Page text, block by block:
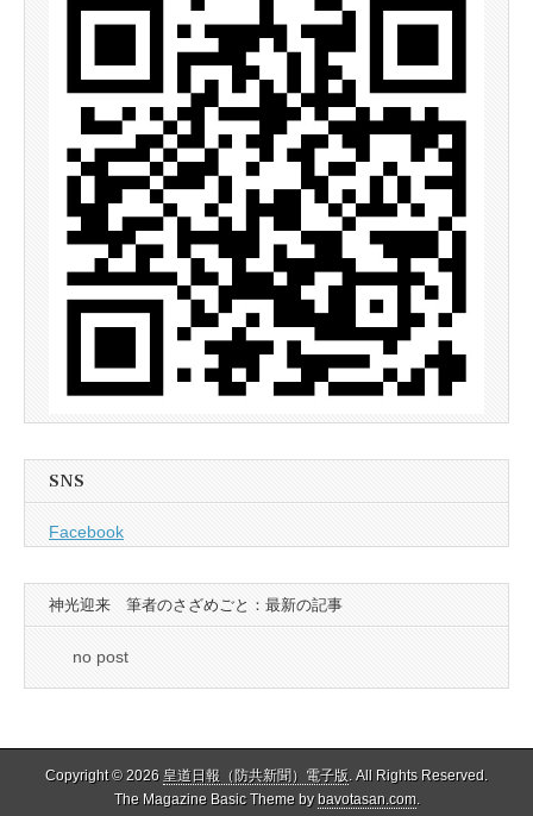
SNS
Facebook
神光迎来 筆者のさざめごと：最新の記事
no post
Copyright © 2026 皇道日報（防共新聞）電子版. All Rights Reserved.
The Magazine Basic Theme bybavotasan.com.